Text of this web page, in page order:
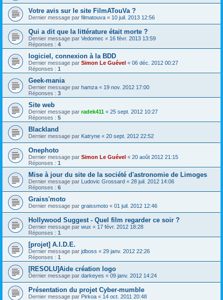
Votre avis sur le site FilmATouVa ?
Dernier message par filmatouva « 10 juil. 2013 12:56
Qui a dit que la littérature était morte ?
Dernier message par Vedomec « 16 févr. 2013 13:59
Réponses : 4
logiciel, connexion à la BDD
Dernier message par Simon Le Guével « 06 déc. 2012 00:27
Réponses : 1
Geek-mania
Dernier message par hamza « 19 nov. 2012 17:00
Réponses : 3
Site web
Dernier message par radek411 « 25 sept. 2012 10:27
Réponses : 5
Blackland
Dernier message par Katryne « 20 sept. 2012 22:52
Onephoto
Dernier message par Simon Le Guével « 20 août 2012 21:15
Réponses : 1
Mise à jour du site de la société d'astronomie de Limoges
Dernier message par Ludovic Grossard « 28 juil. 2012 14:06
Réponses : 6
Graiss'moto
Dernier message par graissmoto « 01 juil. 2012 12:46
Hollywood Suggest - Quel film regarder ce soir ?
Dernier message par wux « 17 févr. 2012 18:28
Réponses : 1
[projet] A.I.D.E.
Dernier message par jdboss « 29 janv. 2012 22:26
Réponses : 1
[RESOLU]Aide création logo
Dernier message par darkeyes « 09 janv. 2012 14:24
Présentation du projet Cyber-mumble
Dernier message par Pirkoa « 14 oct. 2011 20:48